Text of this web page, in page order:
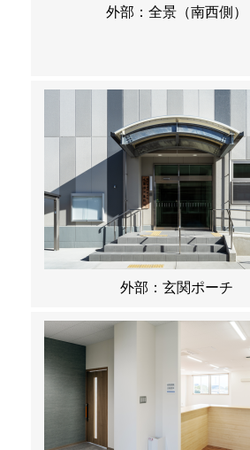
外部：全景（南西側）
外部：玄関ポーチ